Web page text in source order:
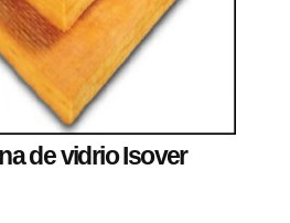
de vidrio Isover